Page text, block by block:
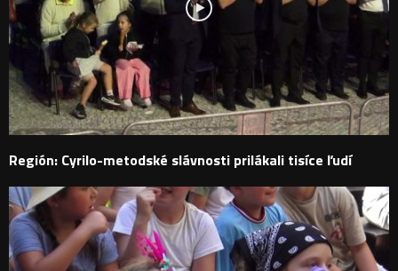
Región: Cyrilo-metodské slávnosti prilákali tisíce ľudí